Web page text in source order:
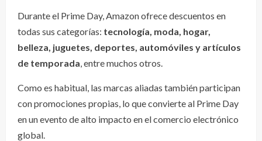
Durante el Prime Day, Amazon ofrece descuentos en
todas sus categorías: tecnología, moda, hogar,
belleza, juguetes, deportes, automóviles y artículos
de temporada , entre muchos otros.
Como es habitual, las marcas aliadas también participan
con promociones propias, lo que convierte al Prime Day
en un evento de alto impacto en el comercio electrónico
global.